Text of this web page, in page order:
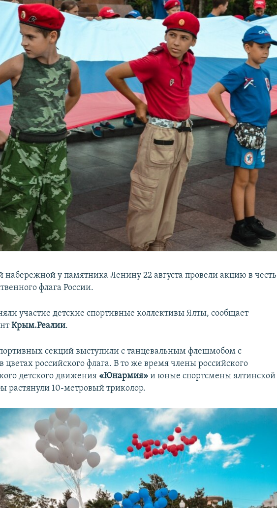
набережной у памятника Ленину 22 августа провели акцию в честь
флага России.
участие детские спортивные коллективы Ялты, сообщает
Крым.Реалии.
секций выступили с танцевальным флешмобом с
цветах российского флага. В то же время члены российского
детского движения «Юнармия» и юные спортсмены ялтинской
растянули 10-метровый триколор.